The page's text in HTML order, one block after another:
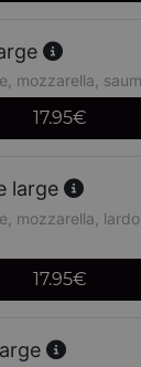
mozzarella,
17.95€
large
mozzarella,
17.95€